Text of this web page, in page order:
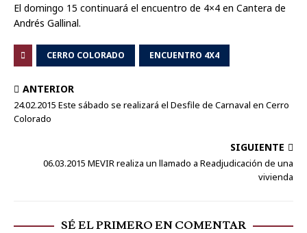
El domingo 15 continuará el encuentro de 4×4 en Cantera de
Andrés Gallinal.
CERRO COLORADO ENCUENTRO 4X4
ANTERIOR
24.02.2015 Este sábado se realizará el Desfile de Carnaval en Cerro
Colorado
SIGUIENTE
06.03.2015 MEVIR realiza un llamado a Readjudicación de una
vivienda
SÉ EL PRIMERO EN COMENTAR